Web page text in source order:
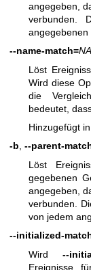
angegeben,
verbunden.
angegebenen
--name-match=
Löst
Wird diese
die
bedeutet,
Hinzugefügt
-b, --parent-
Löst
gegebenen
angegeben,
verbunden.
von jedem
--initialized-
Wird--
Ereignisse